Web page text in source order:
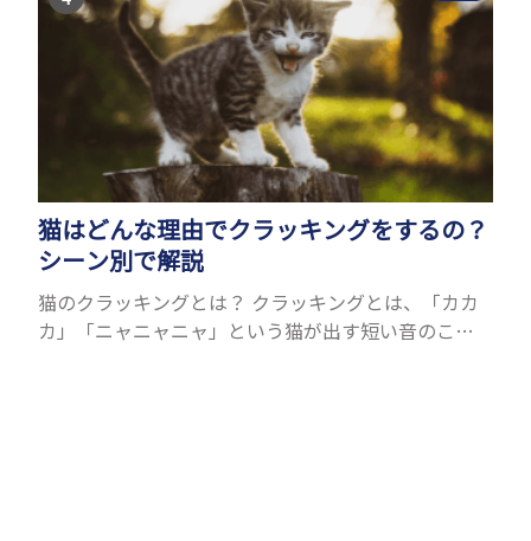
猫はどんな理由でクラッキングをするの？
シーン別で解説
猫のクラッキングとは？ クラッキングとは、「カカ
カ」「ニャニャニャ」という猫が出す短い音のこと